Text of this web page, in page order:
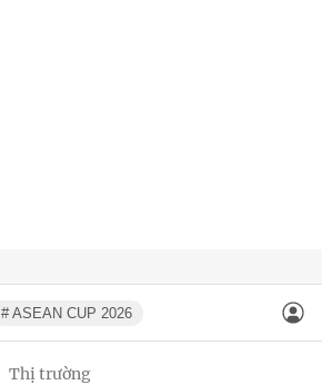
# ASEAN CUP 2026
Thị trường